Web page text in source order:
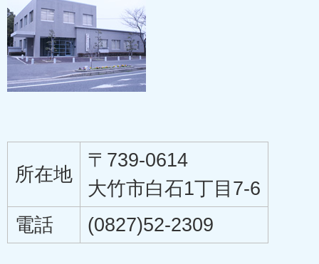
所在地
〒739-0614
大竹市白石1丁目7-6
電話
(0827)52-2309